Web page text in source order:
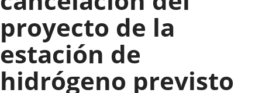
proyecto de la
estación de
hidrógeno previsto